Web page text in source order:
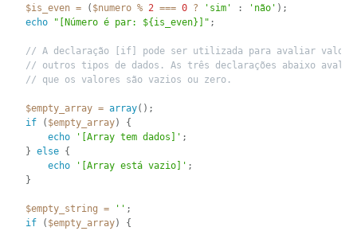
$is_even = ( $numero % 2 === 0 ? 'sim' : 'não' ) ;
echo
"[Número é par: ${is_even}]" ;
// A declaração [if] pode ser utilizada para avaliar
// outros tipos de dados. As três declarações abaixo
// que os valores são vazios ou zero.
$empty_array = array( ) ;
if
( $empty_array)
{
echo
'[Array tem dados]' ;
} else {
echo
'[Array está vazio]' ;
}
$empty_string = '' ;
if
( $empty_array)
{